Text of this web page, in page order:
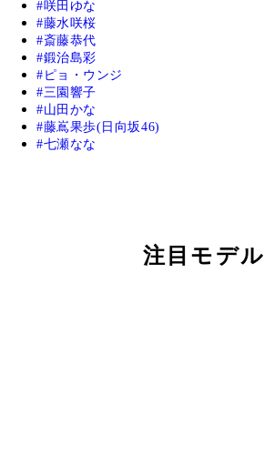
咲田ゆな
藤水咲桜
斎藤恭代
鍛治島彩
ピョ・ウンジ
三園響子
山田かな
藤嶌果歩(日向坂46)
七瀬なな
注目モデル